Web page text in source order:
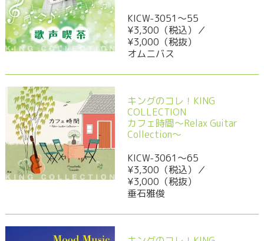
KICW-3051～55
¥3,300（税込）／
¥3,000（税抜）
オムニバス
キングのコレ！KING
COLLECTION
カフェ時間～Relax Guitar
Collection～
KICW-3061～65
¥3,300（税込）／
¥3,000（税抜）
垂石雅俊